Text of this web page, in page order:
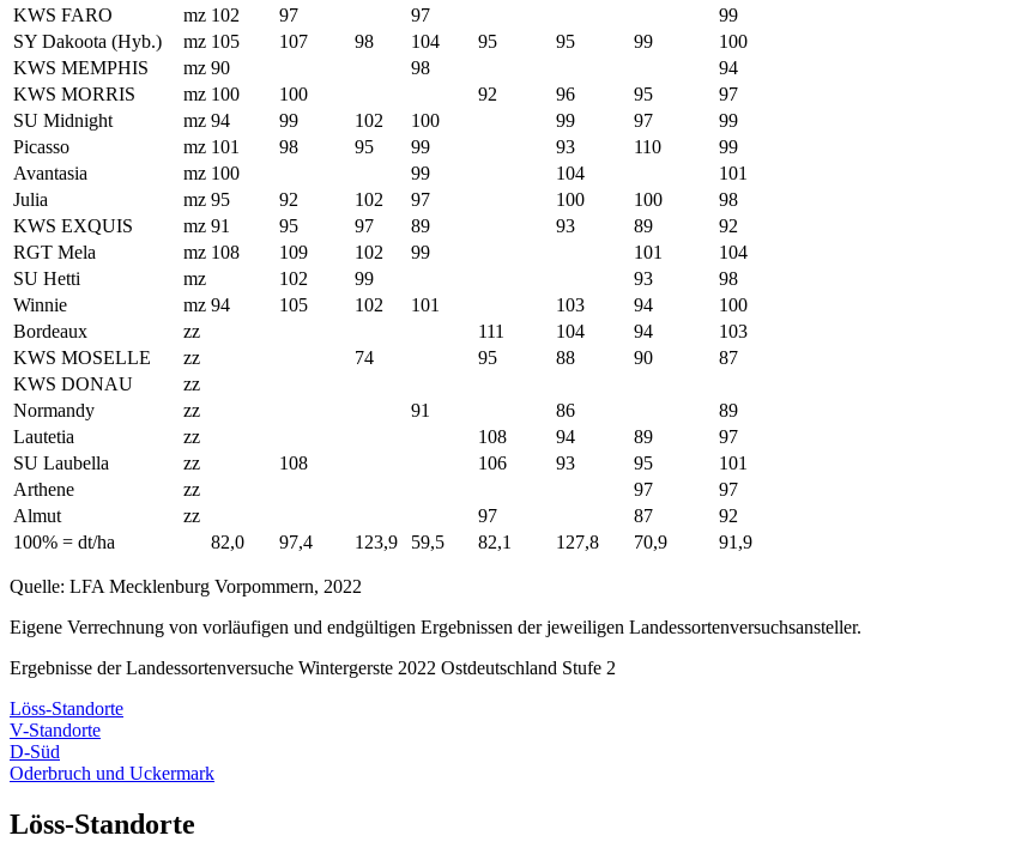
KWS FARO
mz 102 97 97
99
SY Dakoota (Hyb.)
mz 105 107 98 104 95 95 99
100
KWS MEMPHIS
mz 90 98
94
KWS MORRIS
mz 100 100 92 96 95
97
SU Midnight
mz 94 99 102 100 99 97
99
Picasso
mz 101 98 95 99 93 110
99
Avantasia
mz 100 99 104
101
Julia
mz 95 92 102 97 100 100
98
KWS EXQUIS
mz 91 95 97 89 93 89
92
RGT Mela
mz 108 109 102 99 101
104
SU Hetti
mz 102 99 93
98
Winnie
mz 94 105 102 101 103 94
100
Bordeaux
zz 111 104 94
103
KWS MOSELLE
zz 74 95 88 90
87
KWS DONAU
zz
Normandy
zz 91 86
89
Lautetia
zz 108 94 89
97
SU Laubella
zz 108 106 93 95
101
Arthene
zz 97
97
Almut
zz 97 87
92
100% = dt/ha
82,0 97,4 123,9 59,5 82,1 127,8 70,9 91,9
Quelle: LFA Mecklenburg Vorpommern, 2022
Eigene Verrechnung von vorläufigen und endgültigen Ergebnissen der jeweiligen Landessortenversuchsansteller.
Ergebnisse der Landessortenversuche Wintergerste 2022 Ostdeutschland Stufe 2
Löss-Standorte
V-Standorte
D-Süd
Oderbruch und Uckermark
Löss-Standorte